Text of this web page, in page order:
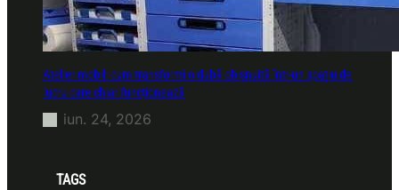
Atelier mobil: cum transformi o dubă obișnuită într-un spațiu de
lucru care chiar funcționează
iun. 24, 2026
TAGS